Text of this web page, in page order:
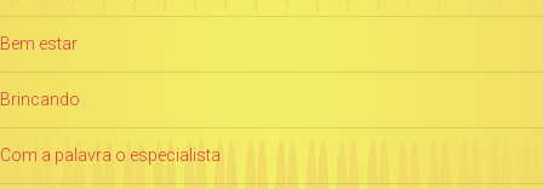
Bem estar
Brincando
Com a palavra o especialista